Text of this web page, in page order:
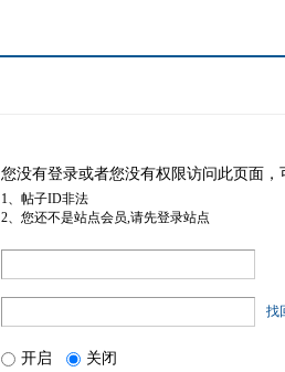
您没有登录或者您没有权限访问此页面
1、帖子ID非法
2、您还不是站点会员,请先登录站点
找
开启 关闭